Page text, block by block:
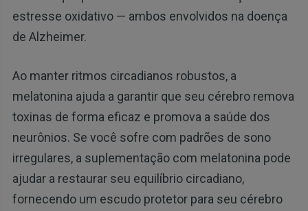
estresse oxidativo — ambos envolvidos na doença
de Alzheimer.
Ao manter ritmos circadianos robustos, a
melatonina ajuda a garantir que seu cérebro remova
toxinas de forma eficaz e promova a saúde dos
neurônios. Se você sofre com padrões de sono
irregulares, a suplementação com melatonina pode
ajudar a restaurar seu equilíbrio circadiano,
fornecendo um escudo protetor para seu cérebro